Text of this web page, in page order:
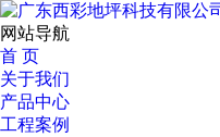
网站导航
首 页
关于我们
产品中心
工程案例